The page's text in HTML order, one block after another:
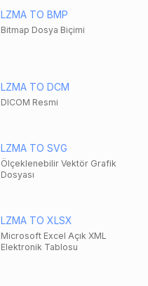
LZMA TO BMP
Bitmap Dosya Biçimi
LZMA TO DCM
DICOM Resmi
LZMA TO SVG
Ölçeklenebilir Vektör Grafik
Dosyası
LZMA TO XLSX
Microsoft Excel Açık XML
Elektronik Tablosu